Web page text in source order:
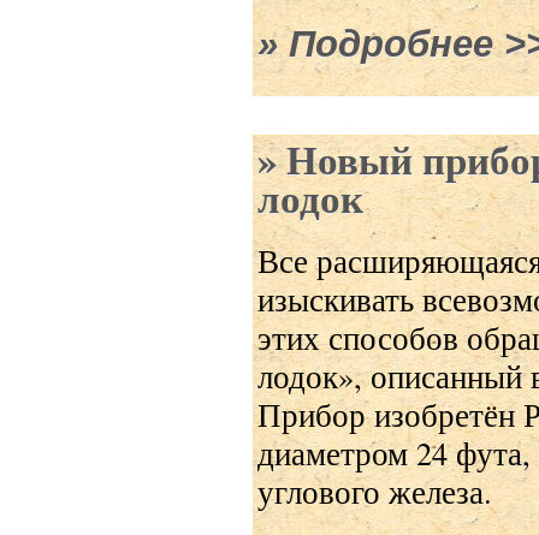
Подробнее о
Новый
лодок
Все расширяющаяся
изыскивать
этих способов
лодок», описанный
Прибор изобретён
диаметром 24 фута,
углового железа.